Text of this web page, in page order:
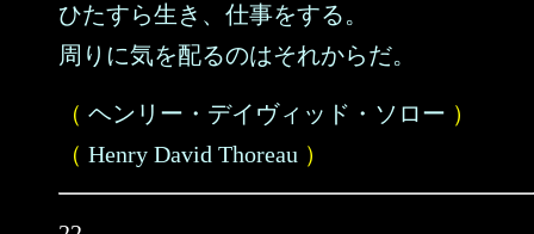
ひたすら生き、仕事をする。
周りに気を配るのはそれからだ。
（ ヘンリー・デイヴィッド・ソロー ）
（ Henry David Thoreau ）